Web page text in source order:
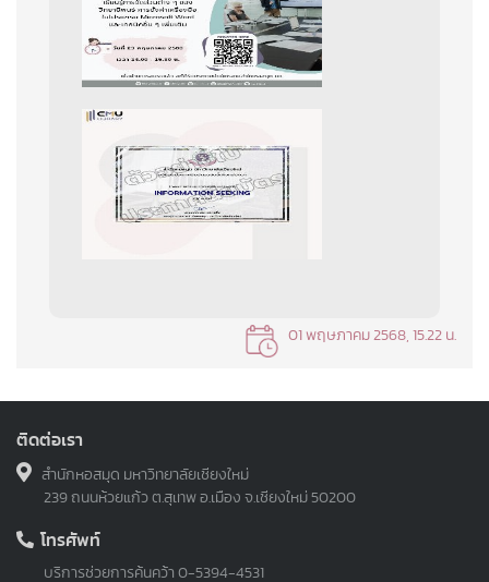
01 พฤษภาคม 2568, 15.22 น.
ติดต่อเรา
สำนักหอสมุด มหาวิทยาลัยเชียงใหม่
239 ถนนห้วยแก้ว ต.สุเทพ อ.เมือง จ.เชียงใหม่ 50200
โทรศัพท์
บริการช่วยการค้นคว้า 0-5394-4531